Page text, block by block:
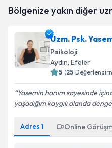
oluşturun. Size bu
E-posta Adresiniz
Kişisel verilerimin
Metni'ni okudum ve
Bölgenize yakın diğer
Uzm. Psk.
Psikoloji
Aydın, Efeler
5 (25
Yasemin hanım sayesinde
yaşadığım kaygılı alanda
Adres 1 Online